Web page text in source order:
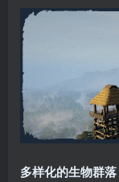
多样化的生物群落